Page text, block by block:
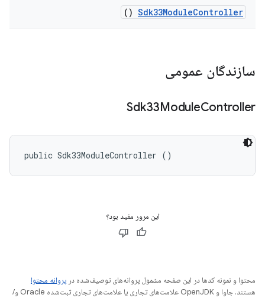
Sdk33ModuleController
()
سازندگان عمومی
Sdk33ModuleController
public Sdk33ModuleController ()
این مرور مفید بود؟
محتوا و نمونه کدها در این صفحه مشمول پروانه‌های توصیف‌شده در پروانه محتوا
هستند. جاوا و OpenJDK علامت‌های تجاری یا علامت‌های تجاری ثبت‌شده Oracle و/